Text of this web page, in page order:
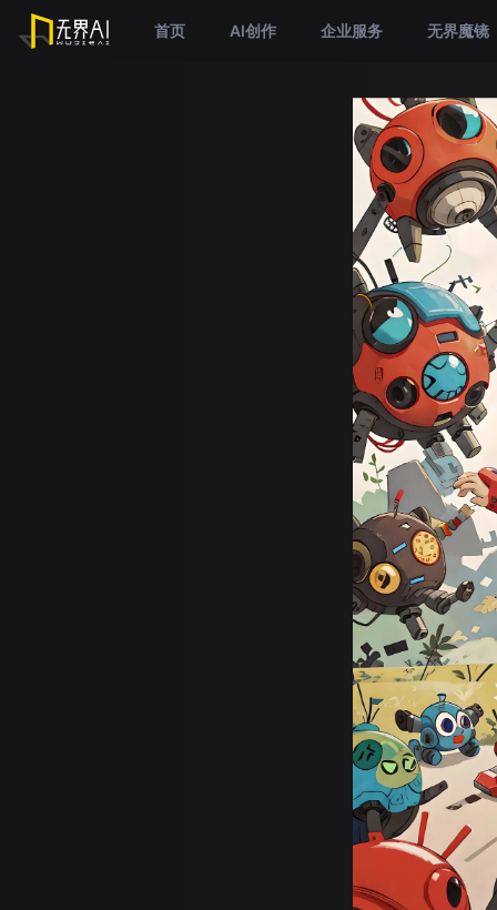
首页 AI创作 企业服务 无界魔镜